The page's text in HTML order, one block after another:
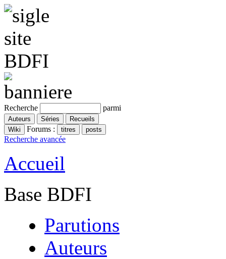
Recherche parmi
Forums :
Recherche avancée
Accueil
Base BDFI
Parutions
Auteurs